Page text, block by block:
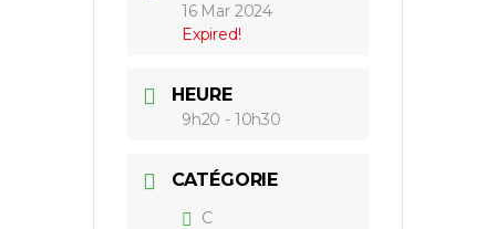
16 Mar 2024
Expired!
HEURE
9h20 - 10h30
CATÉGORIE
C